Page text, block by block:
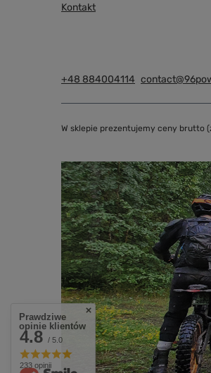
Kontakt
+48 884004114
W sklepie prezentujemy ceny brutto
Prawdziwe
opinie klientów
4.8 / 5.0
233 opinii